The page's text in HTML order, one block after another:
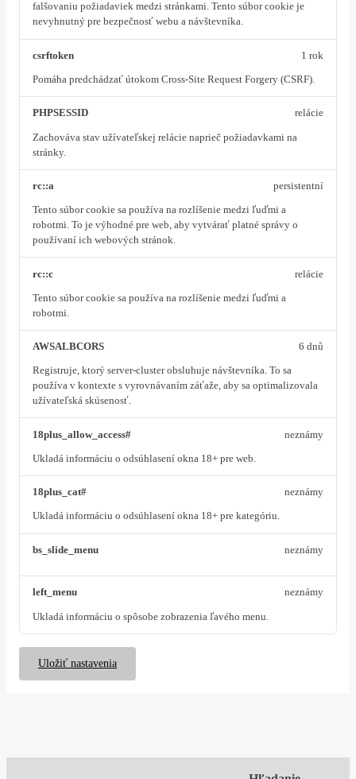
falšovaniu požiadaviek medzi stránkami. Tento súbor cookie je
nevyhnutný pre bezpečnosť webu a návštevníka.
csrftoken
Pomáha predchádzať útokom Cross-Site Request Forgery (CSRF).
1 rok
PHPSESSID
Zachováva stav užívateľskej relácie naprieč požiadavkami na
stránky.
relácie
rc::a
Tento súbor cookie sa používa na rozlíšenie medzi ľuďmi a
robotmi. To je výhodné pre web, aby vytvárať platné správy o
používaní ich webových stránok.
persistentní
rc::c
Tento súbor cookie sa používa na rozlíšenie medzi ľuďmi a
robotmi.
relácie
AWSALBCORS
Registruje, ktorý server-cluster obsluhuje návštevníka. To sa
používa v kontexte s vyrovnávaním záťaže, aby sa optimalizovala
užívateľská skúsenosť.
6 dnů
18plus_allow_access#
Ukladá informáciu o odsúhlasení okna 18+ pre web.
neznámy
18plus_cat#
Ukladá informáciu o odsúhlasení okna 18+ pre kategóriu.
neznámy
bs_slide_menu neznámy
left_menu
Ukladá informáciu o spôsobe zobrazenia ľavého menu.
neznámy
Uložiť nastavenia